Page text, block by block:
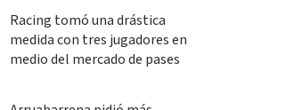
Racing tomó una drástica
medida con tres jugadores en
medio del mercado de pases